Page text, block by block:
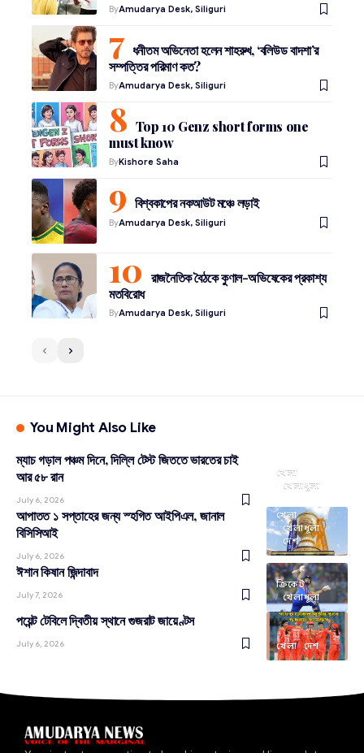
ByAmudarya Desk, Siliguri
ধনীতম অভিনেতা হলেন শাহরুখ, ‘বলিউড বাদশা’র
সম্পত্তির পরিমাণ কত?
ByAmudarya Desk, Siliguri
Top 10 Genz short forms one
must know
ByKishore Saha
বিশ্বকাপের নকআউট মঞ্চে লড়াই
ByAmudarya Desk, Siliguri
রাজনৈতিক বৈঠকে কুণাল-অভিষেকের প্রকাশ্য
মতবিরোধ
ByAmudarya Desk, Siliguri
You Might Also Like
খেলা
খেলাধূলা
ম্যাচ গড়াল পঞ্চম দিনে, দিল্লি টেস্ট জিততে ভারতের চাই
আর ৫৮ রান
July 6, 2026
খেলা
খেলাধূলা
দেশ
আপাতত ১ সপ্তাহের জন্য স্হগিত আইপিএল, জানাল
বিসিসিআই
July 6, 2026
ক্রিকেট
খেলাধূলা
ঈশান কিষান জিন্দাবাদ
July 7, 2026
খেলা দেশ
পয়েন্ট টেবিলে দ্বিতীয় স্থানে গুজরাট জায়েণ্টস
July 6, 2026